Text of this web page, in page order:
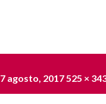
Publicado
7 agosto, 2017 Tamaño
525 ×